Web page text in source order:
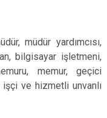
müdür yardımcısı,
bilgisayar işletmeni,
memur, geçici
ve hizmetli unvanlı